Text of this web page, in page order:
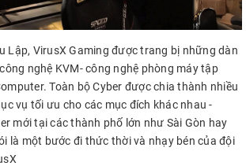
Lập, VirusX Gaming được trang bị những dàn
nghệ KVM- công nghệ phòng máy tập
Toàn bộ Cyber được chia thành nhiều
vụ tối ưu cho các mục đích khác nhau -
mới tại các thành phố lớn như Sài Gòn hay
là một bước đi thức thời và nhạy bén của đội